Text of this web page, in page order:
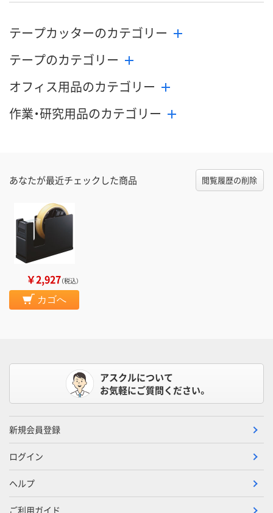
テープカッターのカテゴリー
テープのカテゴリー
オフィス用品のカテゴリー
作業・研究用品のカテゴリー
あなたが最近チェックした商品 閲覧履歴の削除
￥2,927（税込）
カゴへ
アスクルについて
お気軽にご質問ください。
新規会員登録
ログイン
ヘルプ
ご利用ガイド